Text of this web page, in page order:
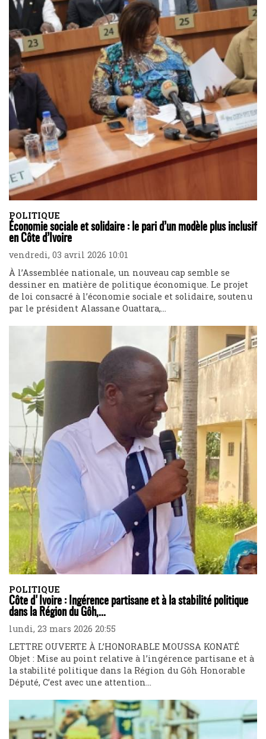
POLITIQUE
Économie sociale et solidaire : le pari d’un modèle plus inclusif
en Côte d’Ivoire
vendredi, 03 avril 2026 10:01
À l’Assemblée nationale, un nouveau cap semble se
dessiner en matière de politique économique. Le projet
de loi consacré à l’économie sociale et solidaire, soutenu
par le président Alassane Ouattara,...
POLITIQUE
Côte d'Ivoire : Ingérence partisane et à la stabilité politique
dans la Région du Gôh,...
lundi, 23 mars 2026 20:55
LETTRE OUVERTE À L’HONORABLE MOUSSA KONATÉ
Objet : Mise au point relative à l’ingérence partisane et à
la stabilité politique dans la Région du Gôh Honorable
Député, C’est avec une attention...